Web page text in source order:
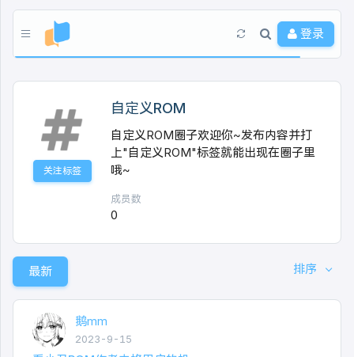
登录
关注标签
自定义ROM
自定义ROM圈子欢迎你~发布内容并打
上"自定义ROM"标签就能出现在圈子里
哦~
成员数
0
最新 排序
鹅mm
2023-9-15